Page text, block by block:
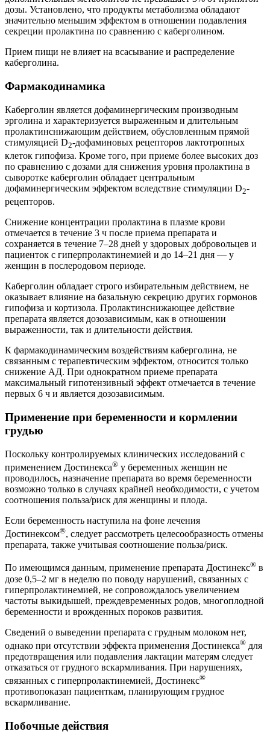
дозы. Установлено, что продукты метаболизма обладают
значительно меньшим эффектом в отношении подавления
секреции пролактина по сравнению с каберголином.
Прием пищи не влияет на всасывание и распределение
каберголина.
Фармакодинамика
Каберголин является дофаминергическим производным
эрголина и характеризуется выраженным и длительным
пролактинснижающим действием, обусловленным прямой
стимуляцией D2-дофаминовых рецепторов лактотропных
клеток гипофиза. Кроме того, при приеме более высоких доз
по сравнению с дозами для снижения уровня пролактина в
сыворотке каберголин обладает центральным
дофаминергическим эффектом вследствие стимуляции D2-
рецепторов.
Снижение концентрации пролактина в плазме крови
отмечается в течение 3 ч после приема препарата и
сохраняется в течение 7–28 дней у здоровых добровольцев и
пациенток с гиперпролактинемией и до 14–21 дня — у
женщин в послеродовом периоде.
Каберголин обладает строго избирательным действием, не
оказывает влияние на базальную секрецию других гормонов
гипофиза и кортизола. Пролактинснижающее действие
препарата является дозозависимым, как в отношении
выраженности, так и длительности действия.
К фармакодинамическим воздействиям каберголина, не
связанным с терапевтическим эффектом, относится только
снижение АД. При однократном приеме препарата
максимальный гипотензивный эффект отмечается в течение
первых 6 ч и является дозозависимым.
Применение при беременности и кормлении
грудью
Поскольку контролируемых клинических исследований с
применением Достинекса® у беременных женщин не
проводилось, назначение препарата во время беременности
возможно только в случаях крайней необходимости, с учетом
соотношения польза/риск для женщины и плода.
Если беременность наступила на фоне лечения
Достинексом®, следует рассмотреть целесообразность отмены
препарата, также учитывая соотношение польза/риск.
По имеющимся данным, применение препарата Достинекс® в
дозе 0,5–2 мг в неделю по поводу нарушений, связанных с
гиперпролактинемией, не сопровождалось увеличением
частоты выкидышей, преждевременных родов, многоплодной
беременности и врожденных пороков развития.
Сведений о выведении препарата с грудным молоком нет,
однако при отсутствии эффекта применения Достинекса® для
предотвращения или подавления лактации матерям следует
отказаться от грудного вскармливания. При нарушениях,
связанных с гиперпролактинемией, Достинекс®
противопоказан пациенткам, планирующим грудное
вскармливание.
Побочные действия